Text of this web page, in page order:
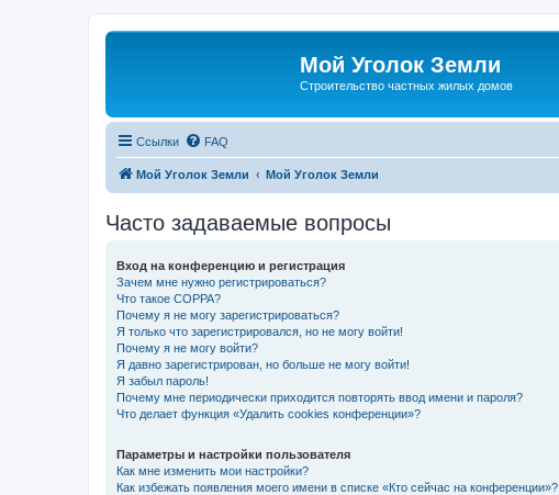
Мой Уголок Земли
Cтроительство частных жилых домов
Ссылки FAQ
Мой Уголок Земли Мой Уголок Земли
Часто задаваемые вопросы
Вход на конференцию и регистрация
Зачем мне нужно регистрироваться?
Что такое COPPA?
Почему я не могу зарегистрироваться?
Я только что зарегистрировался, но не могу войти!
Почему я не могу войти?
Я давно зарегистрирован, но больше не могу войти!
Я забыл пароль!
Почему мне периодически приходится повторять ввод имени и пароля?
Что делает функция «Удалить cookies конференции»?
Параметры и настройки пользователя
Как мне изменить мои настройки?
Как избежать появления моего имени в списке «Кто сейчас на конференции»?